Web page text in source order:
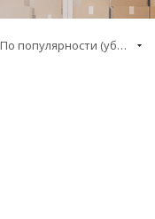
По популярности (убывание)